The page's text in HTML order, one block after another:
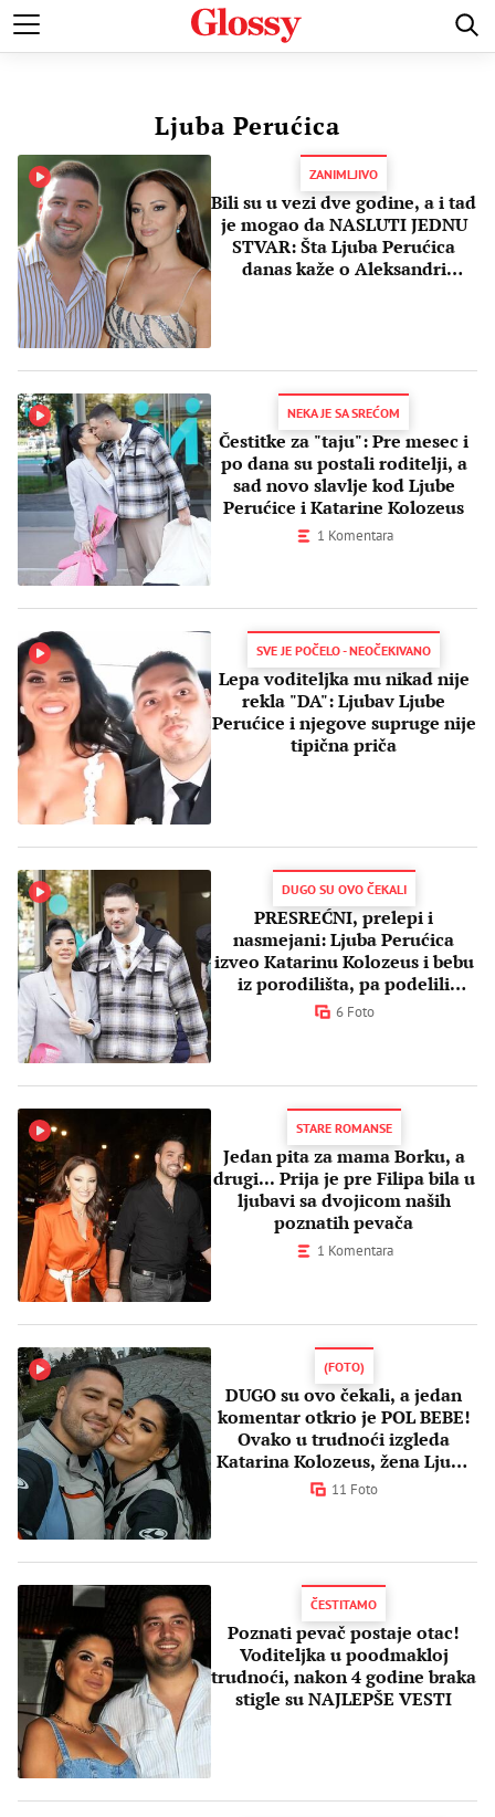
POZNATI MODA I LEPOTA ZDRAVI I SREĆNI LJUBAV
Ljuba Perućica
ZANIMLJIVO
Bili su u vezi dve godine, a i tad
je mogao da NASLUTI JEDNU
STVAR: Šta Ljuba Perućica
danas kaže o Aleksandri
NEKA JE SA SREĆOM
Čestitke za "taju": Pre mesec i
po dana su postali roditelji, a
sad novo slavlje kod Ljube
Perućice i Katarine Kolozeus
1 Komentara
SVE JE POČELO - NEOČEKIVANO
Lepa voditeljka mu nikad nije
rekla "DA": Ljubav Ljube
Perućice i njegove supruge nije
tipična priča
DUGO SU OVO ČEKALI
PRESREĆNI, prelepi i
nasmejani: Ljuba Perućica
izveo Katarinu Kolozeus i bebu
iz porodilišta, pa podelili
utiske (FOTO)
6 Foto
STARE ROMANSE
Jedan pita za mama Borku, a
drugi... Prija je pre Filipa bila u
ljubavi sa dvojicom naših
poznatih pevača
1 Komentara
(FOTO)
DUGO su ovo čekali, a jedan
komentar otkrio je POL BEBE!
Ovako u trudnoći izgleda
Katarina Kolozeus, žena Ljube
Perućice
11 Foto
ČESTITAMO
Poznati pevač postaje otac!
Voditeljka u poodmakloj
trudnoći, nakon 4 godine braka
stigle su NAJLEPŠE VESTI